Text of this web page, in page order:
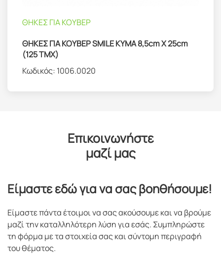
ΘΗΚΕΣ ΓΙΑ ΚΟΥΒΕΡ
ΘΗΚΕΣ ΓΙΑ ΚΟΥΒΕΡ SMILE KYMA 8,5cm Χ 25cm
(125 ΤΜΧ)
Κωδικός: 1006.0020
Επικοινωνήστε
μαζί μας
Είμαστε εδώ για να σας βοηθήσουμε!
Είμαστε πάντα έτοιμοι να σας ακούσουμε και να βρούμε
μαζί την καταλληλότερη λύση για εσάς. Συμπληρώστε
τη φόρμα με τα στοιχεία σας και σύντομη περιγραφή
του θέματος.